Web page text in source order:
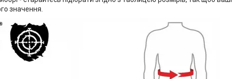
значення.